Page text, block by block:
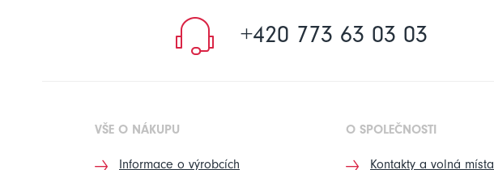
+420 773 63 03 03
VŠE O NÁKUPU
Informace o výrobcích
O SPOLEČNOSTI
Kontakty a volná místa